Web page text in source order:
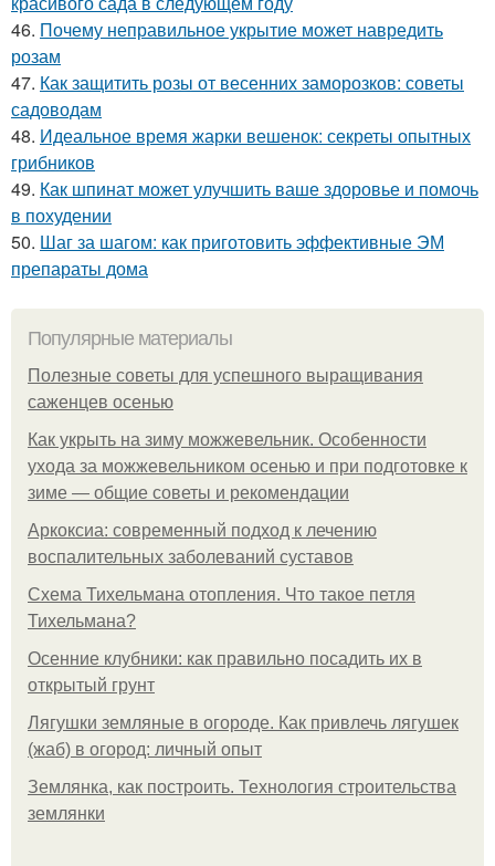
46. Почему неправильное укрытие может навредить
розам
47. Как защитить розы от весенних заморозков: советы
садоводам
48. Идеальное время жарки вешенок: секреты опытных
грибников
49. Как шпинат может улучшить ваше здоровье и помочь
в похудении
50. Шаг за шагом: как приготовить эффективные ЭМ
препараты дома
Популярные материалы
Полезные советы для успешного выращивания
саженцев осенью
Как укрыть на зиму можжевельник. Особенности
ухода за можжевельником осенью и при подготовке к
зиме — общие советы и рекомендации
Аркоксиа: современный подход к лечению
воспалительных заболеваний суставов
Схема Тихельмана отопления. Что такое петля
Тихельмана?
Осенние клубники: как правильно посадить их в
открытый грунт
Лягушки земляные в огороде. Как привлечь лягушек
(жаб) в огород: личный опыт
Землянка, как построить. Технология строительства
землянки